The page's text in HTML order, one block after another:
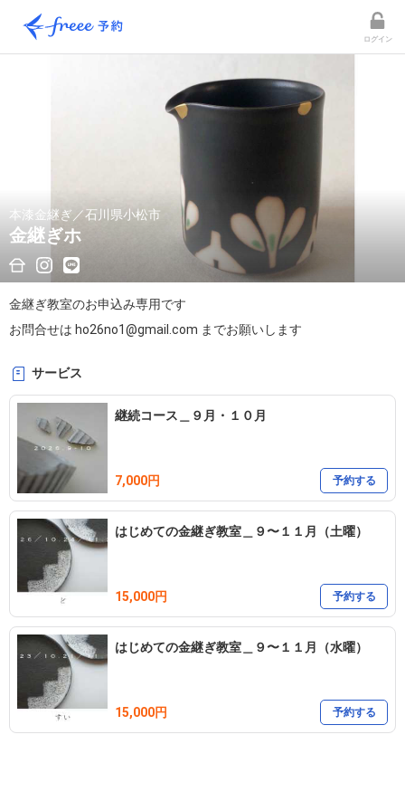
ログイン
本漆金継ぎ／石川県小松市
金継ぎホ
金継ぎ教室のお申込み専用です
お問合せは ho26no1@gmail.com までお願いします
サービス
継続コース＿９月・１０月
7,000円 予約する
はじめての金継ぎ教室＿９〜１１月（土曜）
15,000円 予約する
はじめての金継ぎ教室＿９〜１１月（水曜）
15,000円 予約する